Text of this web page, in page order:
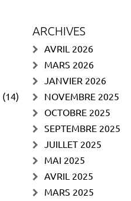
(14)
ARCHIVES
AVRIL 2026
MARS 2026
JANVIER 2026
NOVEMBRE 2025
OCTOBRE 2025
SEPTEMBRE 2025
JUILLET 2025
MAI 2025
AVRIL 2025
MARS 2025